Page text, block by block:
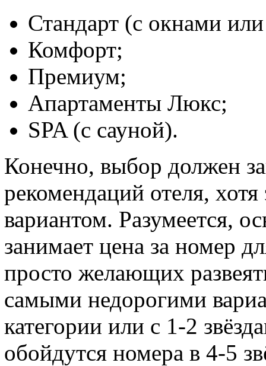
Стандарт (с окнами
Комфорт;
Премиум;
Апартаменты Люкс;
SPA (с сауной).
Конечно, выбор должен
рекомендаций отеля,
вариантом. Разумеется,
занимает цена за номер
просто желающих
самыми недорогими
категории или с 1-2
обойдутся номера в 4-5